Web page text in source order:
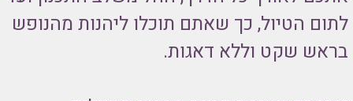
לתום הטיול, כך שאתם תוכלו ליהנות מהנופש
בראש שקט וללא דאגות.